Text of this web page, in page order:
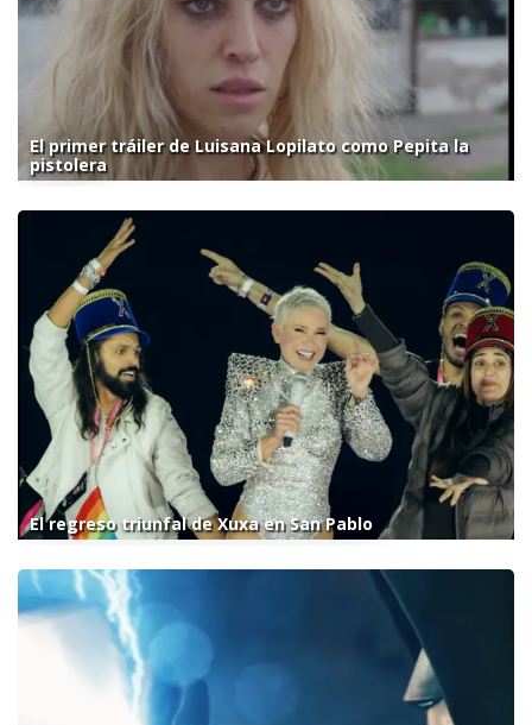
El primer tráiler de Luisana Lopilato como Pepita la
pistolera
El regreso triunfal de Xuxa en San Pablo